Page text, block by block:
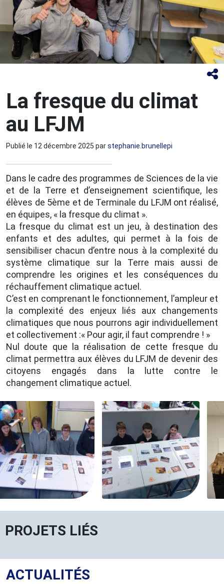
La fresque du climat
au LFJM
Publié le 12 décembre 2025 parstephanie.brunellepi
Dans le cadre des programmes de Sciences de la vie
et de la Terre et d’enseignement scientifique, les
élèves de 5ème et de Terminale du LFJM ont réalisé,
en équipes, « la fresque du climat ».
La fresque du climat est un jeu, à destination des
enfants et des adultes, qui permet à la fois de
sensibiliser chacun d’entre nous à la complexité du
système climatique sur la Terre mais aussi de
comprendre les origines et les conséquences du
réchauffement climatique actuel.
C’est en comprenant le fonctionnement, l’ampleur et
la complexité des enjeux liés aux changements
climatiques que nous pourrons agir individuellement
et collectivement :« Pour agir, il faut comprendre ! »
Nul doute que la réalisation de cette fresque du
climat permettra aux élèves du LFJM de devenir des
citoyens engagés dans la lutte contre le
changement climatique actuel.
PROJETS LIÉS
ACTUALITÉS